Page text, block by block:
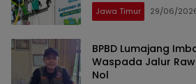
Jawa Timur 29/06/
BPBD Lumajang
Waspada Jalur
Nol